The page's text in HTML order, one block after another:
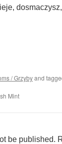
/ Grzybyand
Mint
be published.